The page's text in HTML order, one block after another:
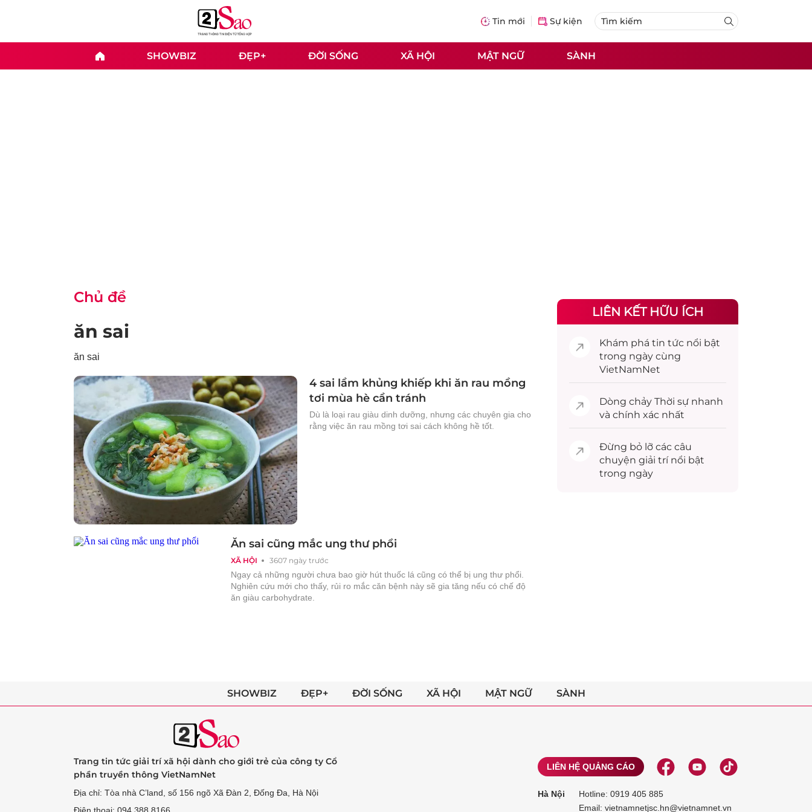
Tin mới Sự kiện
SHOWBIZ ĐẸP+ ĐỜI SỐNG XÃ HỘI MẬT NGỮ SÀNH
Chủ đề
ăn sai
ăn sai
4 sai lầm khủng khiếp khi ăn rau mồng
tơi mùa hè cần tránh
Dù là loại rau giàu dinh dưỡng, nhưng các chuyên gia cho
rằng việc ăn rau mồng tơi sai cách không hề tốt.
XÃ HỘI 3607 ngày trước
Ăn sai cũng mắc ung thư phổi
Ngay cả những người chưa bao giờ hút thuốc lá cũng có thể bị ung thư phổi.
Nghiên cứu mới cho thấy, rủi ro mắc căn bệnh này sẽ gia tăng nếu có chế độ
ăn giàu carbohydrate.
LIÊN KẾT HỮU ÍCH
Khám phá tin tức nổi bật
trong ngày cùng
VietNamNet
Dòng chảy Thời sự nhanh
và chính xác nhất
Đừng bỏ lỡ các câu
chuyện giải trínổi bật
trong ngày
SHOWBIZ ĐẸP+ ĐỜI SỐNG XÃ HỘI MẬT NGỮ SÀNH
Trang tin tức giải trí xã hội dành cho giới trẻ của công ty Cổ
phần truyền thông VietNamNet
Địa chỉ: Tòa nhà C’land, số 156 ngõ Xã Đàn 2, Đống Đa, Hà Nội
Điện thoại: 094 388 8166
LIÊN HỆ QUẢNG CÁO
Hà Nội Hotline: 0919 405 885
Email: vietnamnetjsc.hn@vietnamnet.vn